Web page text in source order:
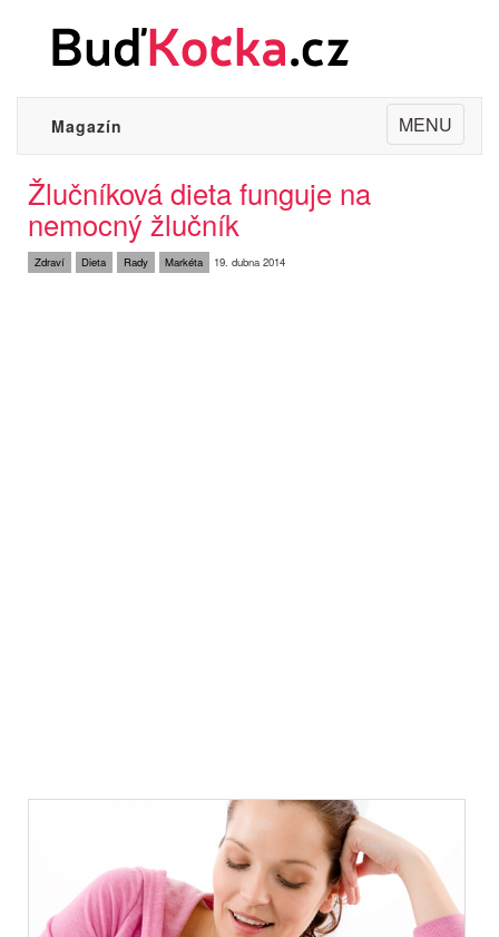
Toggle
navigation
MENU
Magazín
Žlučníková dieta funguje na
nemocný žlučník
Zdraví Dieta Rady Markéta 19. dubna 2014